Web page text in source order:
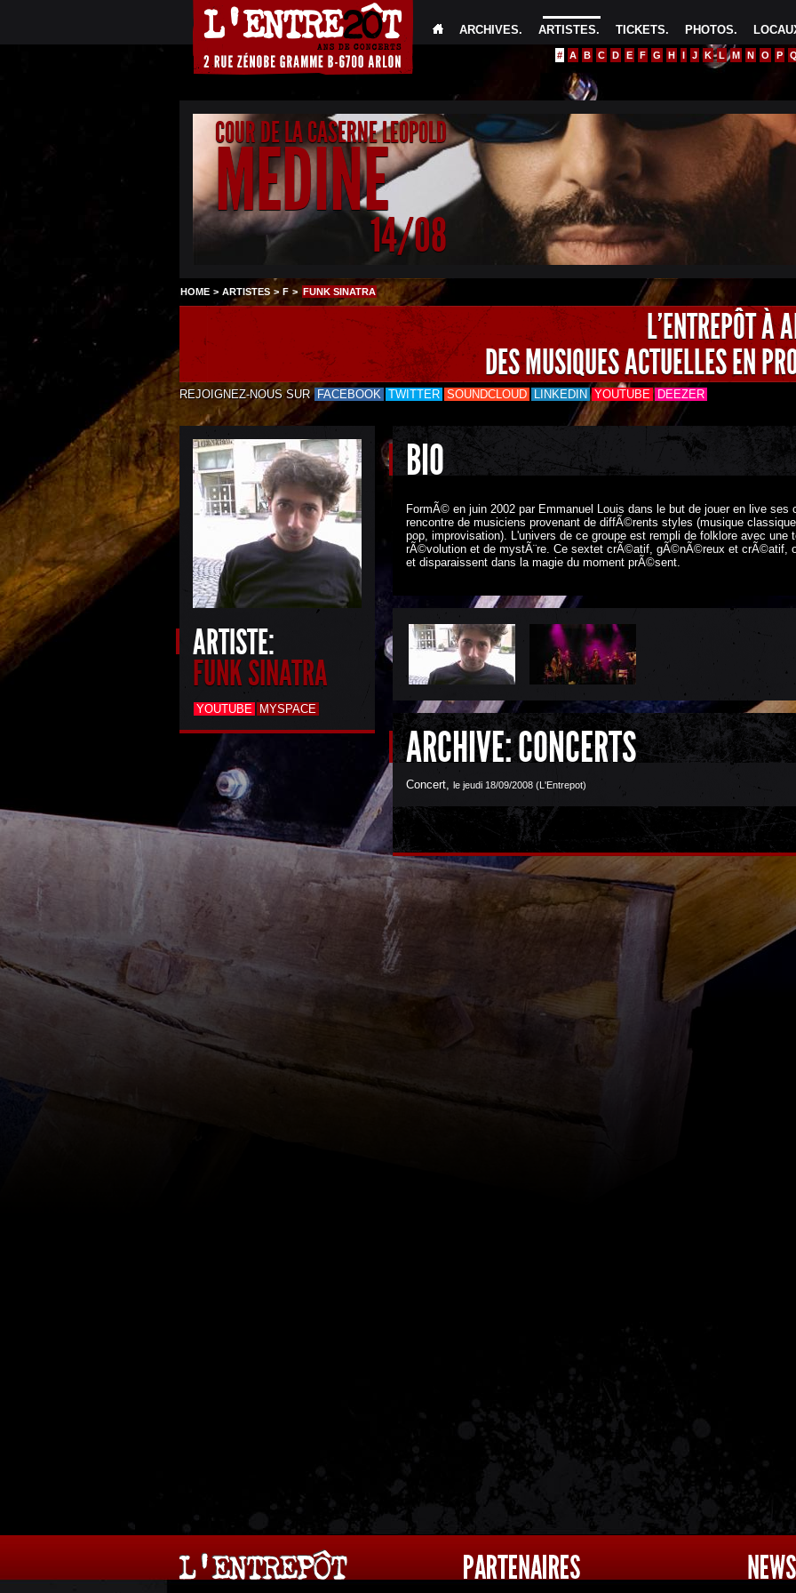
PHOTOS.
TICKETS.
ARTISTES.
ARCHIVES.
# A B C D E F G H I J K L M N O P
COUR DE LA CASERNE LEOPOLD
MEDINE
14/08
HOME > ARTISTES > F > FUNK SINATRA
L'ENTREPÔT À
DES MUSIQUES ACTUELLES EN
REJOIGNEZ-NOUS SUR FACEBOOK TWITTER SOUNDCLOUD LINKEDIN YOUTUBE DEEZER
ARTISTE:
FUNK SINATRA
YOUTUBE MYSPACE
BIO
FormÃ© en juin 2002 par Emmanuel Louis dans le but de jouer en live
rencontre de musiciens provenant de diffÃ©rents styles (musique
pop, improvisation). L'univers de ce groupe est rempli de folklore avec une
rÃ©volution et de mystÃ¨re. Ce sextet crÃ©atif, gÃ©nÃ©reux et crÃ©atif,
et disparaissent dans la magie du moment prÃ©sent.
ARCHIVE: CONCERTS
Concert, le jeudi 18/09/2008 (L'Entrepot)